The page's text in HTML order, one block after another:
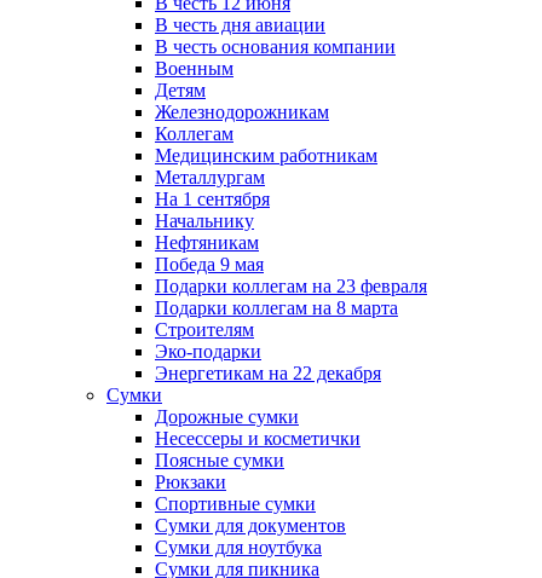
В честь дня авиации
В честь основания компании
Военным
Детям
Железнодорожникам
Коллегам
Медицинским работникам
Металлургам
На 1 сентября
Начальнику
Нефтяникам
Победа 9 мая
Подарки коллегам на 23 февраля
Подарки коллегам на 8 марта
Строителям
Эко-подарки
Энергетикам на 22 декабря
Сумки
Дорожные сумки
Несессеры и косметички
Поясные сумки
Рюкзаки
Спортивные сумки
Сумки для документов
Сумки для ноутбука
Сумки для пикника